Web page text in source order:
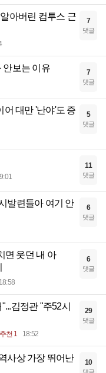
아버린 컴투스 근
7
댓글
안보는 이유 7
댓글
어 대만 '난야'도 증
5
댓글
11
댓글
발련들아 여기 안
6
댓글
면 웃던 내 아
18:58
6
댓글
김정관 "주52시
추천 1 18:52
29
댓글
사상 가장 뛰어난
10